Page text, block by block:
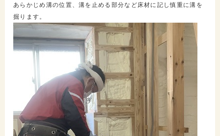
あらかじめ溝の位置、溝を止める部分など床材に記し慎重に溝を
掘ります。